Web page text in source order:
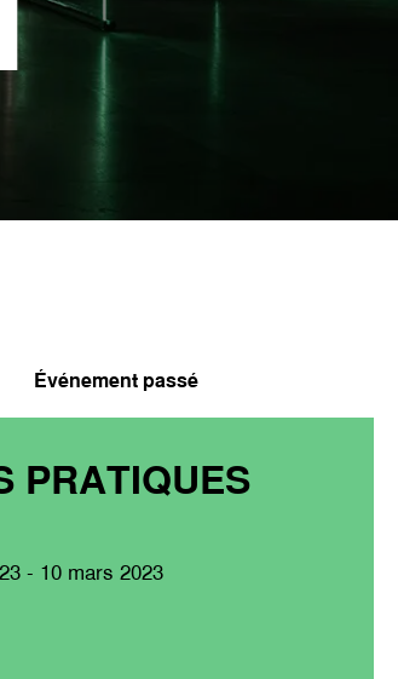
Événement passé
PRATIQUES
- 10 mars 2023